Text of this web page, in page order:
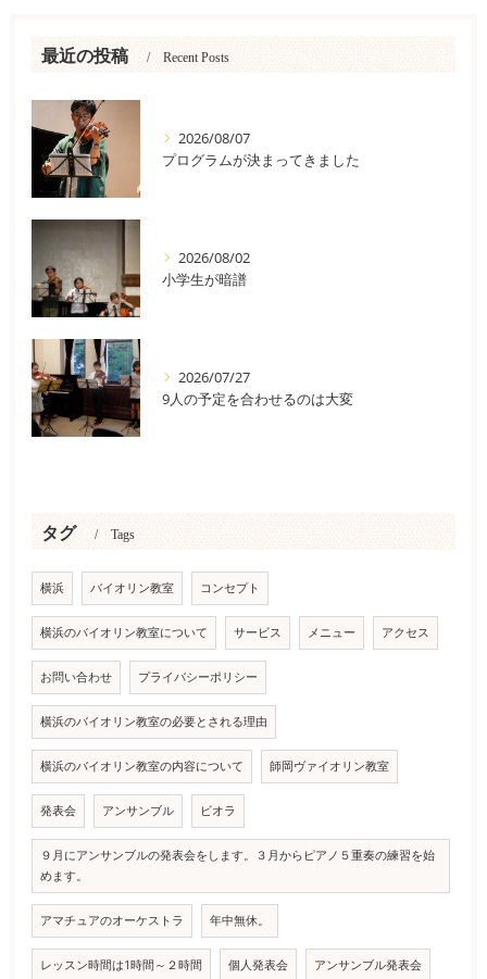
最近の投稿 Recent Posts
2026/08/07
プログラムが決まってきました
2026/08/02
小学生が暗譜
2026/07/27
9人の予定を合わせるのは大変
タグ Tags
横浜 バイオリン教室 コンセプト
横浜のバイオリン教室について サービス メニュー アクセス
お問い合わせ プライバシーポリシー
横浜のバイオリン教室の必要とされる理由
横浜のバイオリン教室の内容について 師岡ヴァイオリン教室
発表会 アンサンブル ビオラ
９月にアンサンブルの発表会をします。３月からピアノ５重奏の練習を始
めます。
アマチュアのオーケストラ 年中無休。
レッスン時間は1時間～２時間 個人発表会 アンサンブル発表会